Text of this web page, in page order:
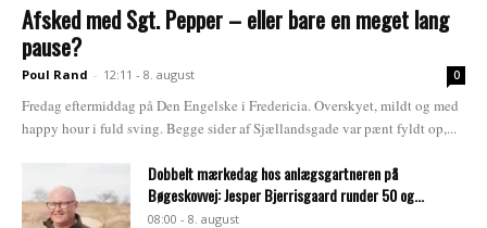
Afsked med Sgt. Pepper – eller bare en meget lang
pause?
Poul Rand - 12:11 - 8. august 0
Fredag eftermiddag på Den Engelske i Fredericia. Overskyet, mildt og med
happy hour i fuld sving. Begge sider af Sjællandsgade var pænt fyldt op,...
Dobbelt mærkedag hos anlægsgartneren på
Bøgeskovvej: Jesper Bjerrisgaard runder 50 og...
08:00 - 8. august